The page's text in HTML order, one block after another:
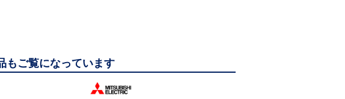
もご覧になっています